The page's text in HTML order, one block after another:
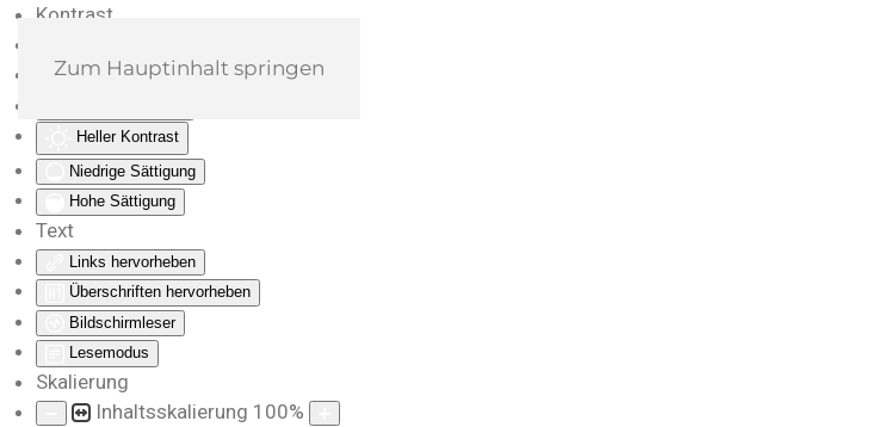
Kontrast
Monochrom
Heller Kontrast
Niedrige Sättigung
Hohe Sättigung
Text
Links hervorheben
Überschriften hervorheben
Bildschirmleser
Lesemodus
Skalierung
Inhaltsskalierung 100%
Zum Hauptinhalt springen